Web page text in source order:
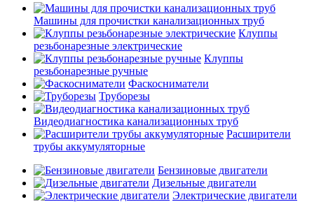
Машины для прочистки канализационных труб
Клуппы
резьбонарезные электрические
Клуппы
резьбонарезные ручные
Фаскосниматели
Труборезы
Видеодиагностика канализационных труб
Расширители
трубы аккумуляторные
Бензиновые двигатели
Дизельные двигатели
Электрические двигатели